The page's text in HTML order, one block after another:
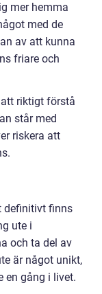
mer hemma
med de
av att kunna
friare och
riktigt förstå
står med
riskera att
definitivt finns
ute i
och ta del av
är något unikt,
en gång i livet.